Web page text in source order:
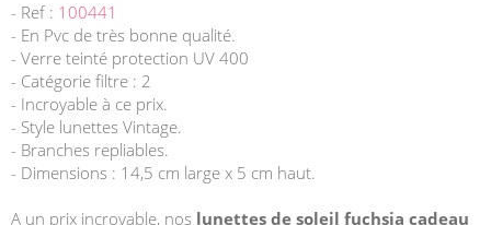
- Ref : 100441
- En Pvc de très bonne qualité.
- Verre teinté protection UV 400
- Catégorie filtre : 2
- Incroyable à ce prix.
- Style lunettes Vintage.
- Branches repliables.
- Dimensions : 14,5 cm large x 5 cm haut.
A un prix incroyable, nos lunettes de soleil fuchsia cadeau